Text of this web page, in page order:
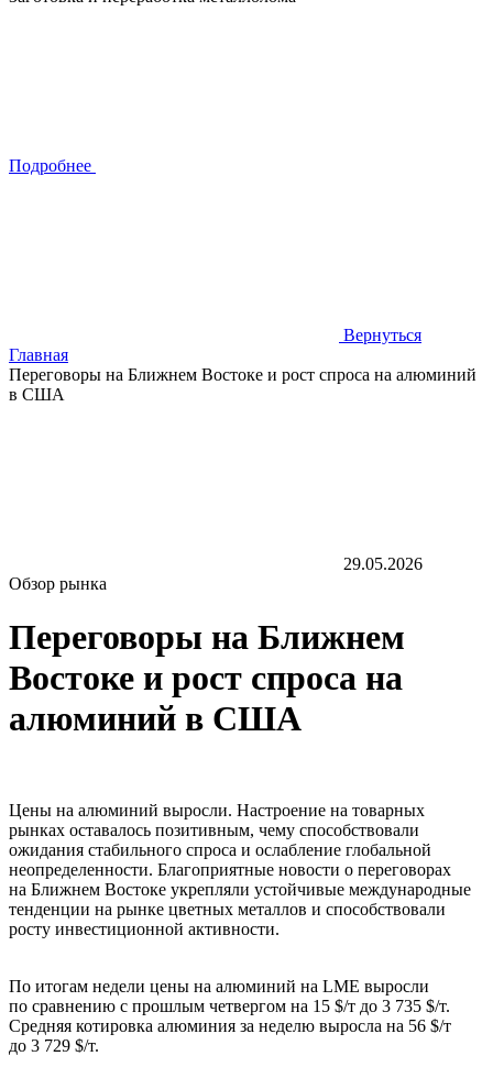
Подробнее
Вернуться
Главная
Переговоры на Ближнем Востоке и рост спроса на алюминий
в США
29.05.2026
Обзор рынка
Переговоры на Ближнем
Востоке и рост спроса на
алюминий в США
Цены на алюминий выросли. Настроение на товарных
рынках оставалось позитивным, чему способствовали
ожидания стабильного спроса и ослабление глобальной
неопределенности. Благоприятные новости о переговорах
на Ближнем Востоке укрепляли устойчивые международные
тенденции на рынке цветных металлов и способствовали
росту инвестиционной активности.
По итогам недели цены на алюминий на LME выросли
по сравнению с прошлым четвергом на 15 $/т до 3 735 $/т.
Средняя котировка алюминия за неделю выросла на 56 $/т
до 3 729 $/т.